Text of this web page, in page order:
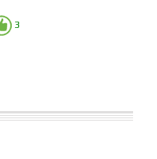
3